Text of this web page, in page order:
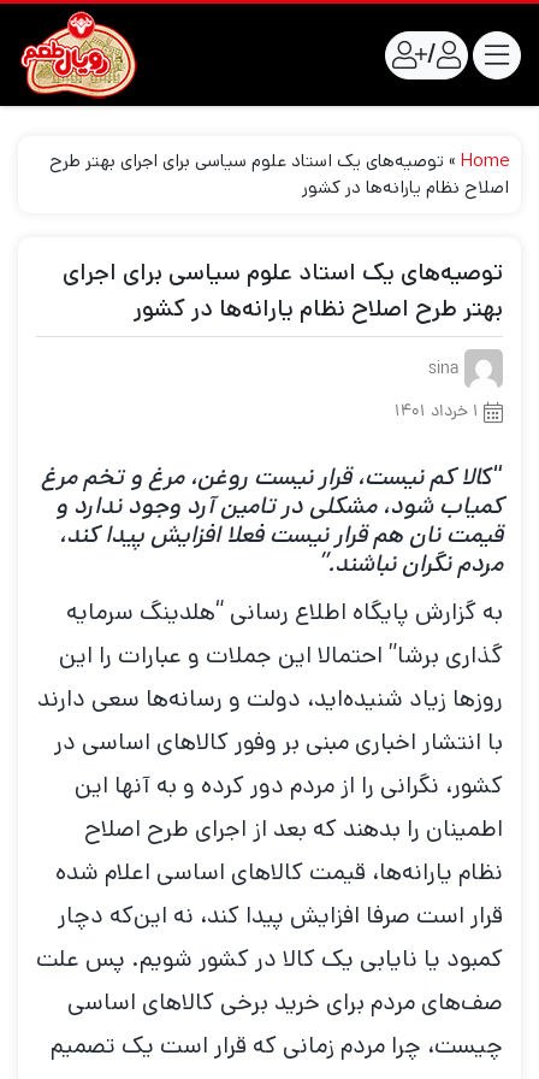
/
Home
» توصیه‌های یک استاد علوم سیاسی برای اجرای بهتر طرح
اصلاح نظام یارانه‌ها در کشور
توصیه‌های یک استاد علوم سیاسی برای اجرای
بهتر طرح اصلاح نظام یارانه‌ها در کشور
sina
۱ خرداد ۱۴۰۱
“کالا کم نیست، قرار نیست روغن، مرغ و تخم مرغ
کمیاب شود، مشکلی در تامین آرد وجود ندارد و
قیمت نان هم قرار نیست فعلا افزایش پیدا کند،
مردم نگران نباشند.”
به گزارش پایگاه اطلاع رسانی “هلدینگ سرمایه
گذاری برشا” احتمالا این جملات و عبارات را این
روزها زیاد شنیده‌اید، دولت و رسانه‌ها سعی دارند
با انتشار اخباری مبنی بر وفور کالاهای اساسی در
کشور، نگرانی را از مردم دور کرده و به آنها این
اطمینان را بدهند که بعد از اجرای طرح اصلاح
نظام یارانه‌ها، قیمت کالاهای اساسی اعلام شده
قرار است صرفا افزایش پیدا کند، نه این‌که دچار
کمبود یا نایابی یک کالا در کشور شویم. پس علت
صف‌های مردم برای خرید برخی کالاهای اساسی
چیست، چرا مردم زمانی که قرار است یک تصمیم